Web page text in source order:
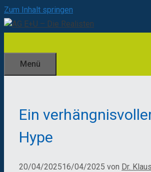
Zum Inhalt springen
Menü
Ein
Hype
20/04/202516/04/2025 von Dr.